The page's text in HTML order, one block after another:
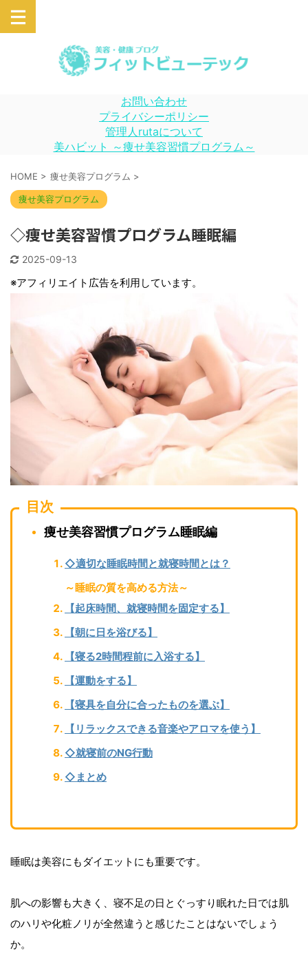
お問い合わせ
プライバシーポリシー
管理人rutaについて
美ハビット ～痩せ美容習慣プログラム～
HOME > 痩せ美容プログラム >
痩せ美容プログラム
◇痩せ美容習慣プログラム睡眠編
2025-09-13
※アフィリエイト広告を利用しています。
目次
痩せ美容習慣プログラム睡眠編
◇適切な睡眠時間と就寝時間とは？
～睡眠の質を高める方法～
【起床時間、就寝時間を固定する】
【朝に日を浴びる】
【寝る2時間程前に入浴する】
【運動をする】
【寝具を自分に合ったものを選ぶ】
【リラックスできる音楽やアロマを使う】
◇就寝前のNG行動
◇まとめ
睡眠は美容にもダイエットにも重要です。
肌への影響も大きく、寝不足の日とぐっすり眠れた日では肌
のハリや化粧ノリが全然違うと感じたことはないでしょう
か。